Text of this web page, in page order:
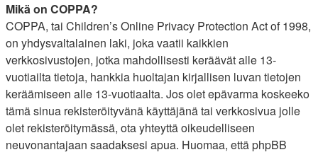
Mikä on COPPA?
COPPA, tai Children’s Online Privacy Protection Act of 1998,
on yhdysvaltalainen laki, joka vaatii kaikkien
verkkosivustojen, jotka mahdollisesti keräävät alle 13-
vuotiailta tietoja, hankkia huoltajan kirjallisen luvan tietojen
keräämiseen alle 13-vuotiaalta. Jos olet epävarma koskeeko
tämä sinua rekisteröityvänä käyttäjänä tai verkkosivua jolle
olet rekisteröitymässä, ota yhteyttä oikeudelliseen
neuvonantajaan saadaksesi apua. Huomaa, että phpBB